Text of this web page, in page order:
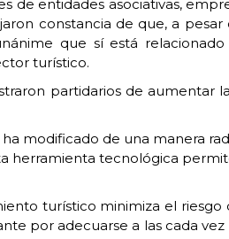
de entidades asociativas,
constancia de que, a
que sí está
turístico.
partidarios de aumentar
modificado de una manera
herramienta tecnológica
turístico minimiza el
por adecuarse a las cada